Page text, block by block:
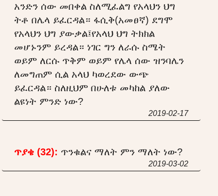
አንድን ሰው መበቀል ስለሚፈልግ የአላህን ህግ
ትቶ በሌላ ይፈርዳል። ፋሲቅ(አመፀኛ) ደግሞ
የአላህን ህግ ያውቃል፤የአላህ ህግ ትክክል
መሆኑንም ይረዳል። ነገር ግን ለራሱ ስሜት
ወይም ለርሱ ጥቅም ወይም የሌላ ሰው ዝንባሌን
ለመግጠም ሲል አላህ ካወረደው ውጭ
ይፈርዳል። ስለዚህም በሁለቱ መካከል ያለው
ልዩነት ምንድ ነው?
2019-02-17
ጥያቄ (32): ጥንቁልና ማለት ምን ማለት ነው?
2019-03-02